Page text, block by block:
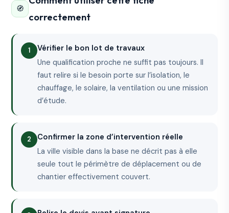
🧭
correctement
Vérifier le bon lot de travaux
Une qualification proche ne suffit pas toujours. Il
faut relire si le besoin porte sur l’isolation, le
chauffage, le solaire, la ventilation ou une mission
d’étude.
Confirmer la zone d’intervention réelle
La ville visible dans la base ne décrit pas à elle
seule tout le périmètre de déplacement ou de
chantier effectivement couvert.